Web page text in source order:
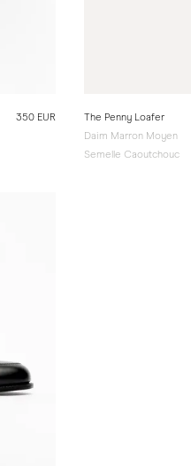
350 EUR
The Penny Loafer
Daim Marron Moyen
Semelle Caoutchouc